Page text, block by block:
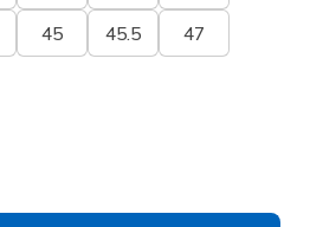
45 45.5 47